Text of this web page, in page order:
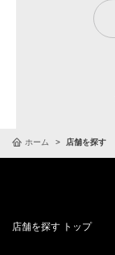
ホーム 店舗を探す
店舗を探す トップ